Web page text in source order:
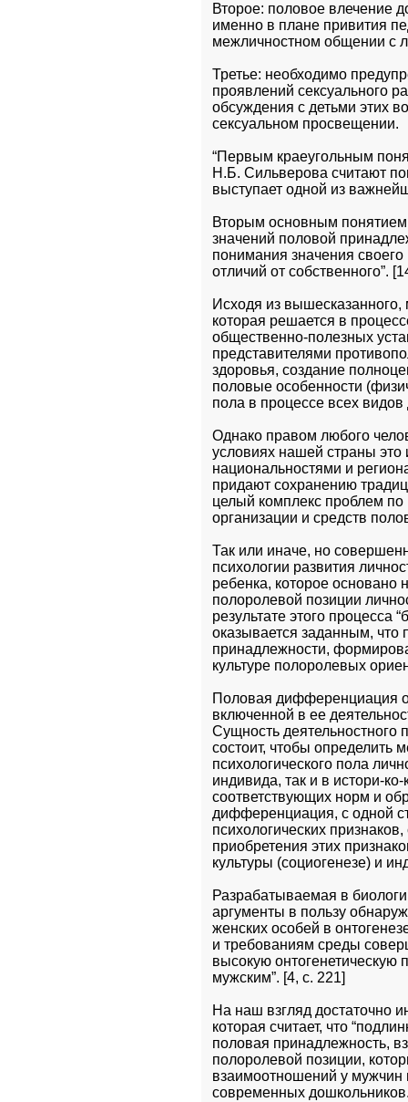
Второе: половое влечение
именно в плане привития
межличностном общении с
Третье: необходимо
проявлений сексуального
обсуждения с детьми этих
сексуальном просвещении.
“Первым краеугольным
Н.Б. Сильверова считают
выступает одной из
Вторым основным понятием
значений половой
понимания значения
отличий от собственного”.
Исходя из вышесказанного,
которая решается в
общественно-полезных
представителями
здоровья, создание
половые особенности
пола в процессе всех
Однако правом любого
условиях нашей страны это
национальностями и
придают сохранению
целый комплекс проблем по
организации и средств
Так или иначе, но
психологии развития
ребенка, которое основано
полоролевой позиции
результате этого процесса
оказывается заданным, что
принадлежности,
культуре полоролевых
Половая дифференциация
включенной в ее
Сущность
состоит, чтобы определить
психологического пола
индивида, так и в истори-
соответствующих норм и
дифференциация, с одной
психологических
приобретения этих
культуры (социогенезе) и
Разрабатываемая в
аргументы в пользу
женских особей в
и требованиям среды
высокую онтогенетическую
мужским”. [4, с. 221]
На наш взгляд достаточно
которая считает, что
половая принадлежность,
полоролевой позиции,
взаимоотношений у
современных